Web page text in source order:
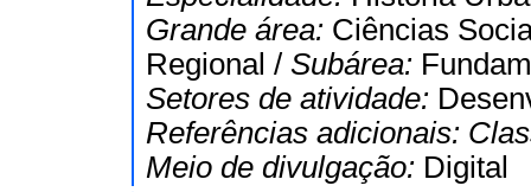
Grande área: Ciências
Regional / Subárea:
Setores de atividade:
Referências adicionais:
Meio de divulgação: Digital